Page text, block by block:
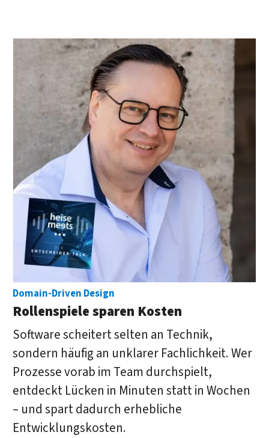
Domain-Driven Design
Rollenspiele sparen Kosten
Software scheitert selten an Technik,
sondern häufig an unklarer Fachlichkeit. Wer
Prozesse vorab im Team durchspielt,
entdeckt Lücken in Minuten statt in Wochen
– und spart dadurch erhebliche
Entwicklungskosten.